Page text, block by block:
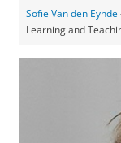
Sofie Van den Eynde
Learning and